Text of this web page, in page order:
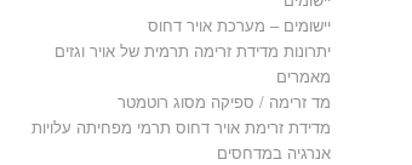
יישומים – מערכת אויר דחוס
יתרונות מדידת זרימה תרמית של אויר וגזים
מאמרים
מד זרימה / ספיקה מסוג רוטמטר
מדידת זרימת אויר דחוס תרמי מפחיתה עלויות
אנרגיה במדחסים